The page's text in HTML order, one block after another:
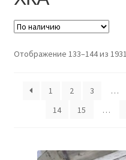
Розница
Отображение 133–144 из 1931
1 2 3 …
14
15 …